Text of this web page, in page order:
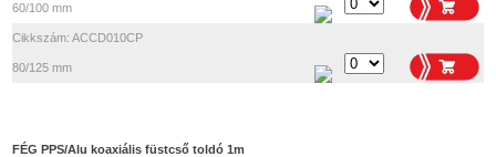
60/100 mm
Cikkszám: ACCD010CP
80/125 mm
FÉG PPS/Alu koaxiális füstcső toldó 1m